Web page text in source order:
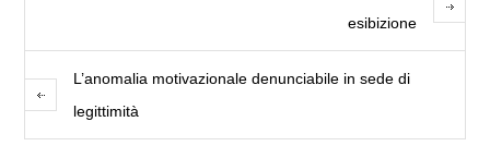
esibizione
L’anomalia motivazionale denunciabile in sede di
legittimità